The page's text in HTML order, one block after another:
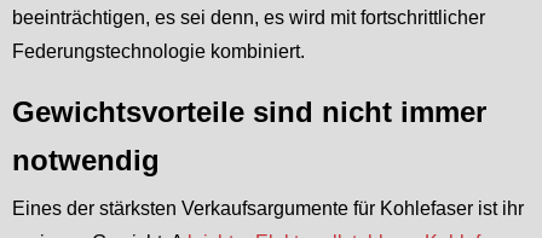
beeinträchtigen, es sei denn, es wird mit fortschrittlicher
Federungstechnologie kombiniert.
Gewichtsvorteile sind nicht immer
notwendig
Eines der stärksten Verkaufsargumente für Kohlefaser ist ihr